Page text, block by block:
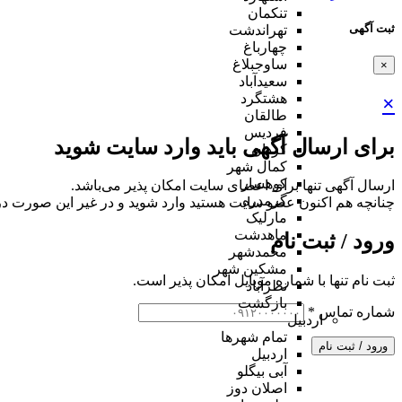
ثبت آگهی
×
×
برای ارسال آگهی باید وارد سایت شوید
ارسال آگهی تنها برای اعضای سایت امکان پذیر می‌باشد.
چنانچه هم‌ اکنون عضو سایت هستید وارد شوید و در غیر این صورت
ورود / ثبت نام
ثبت نام تنها با شماره موبایل امکان پذیر است.
شماره تماس *
ورود / ثبت نام
تنکمان
تهراندشت
چهارباغ
ساوجبلاغ
سعیدآباد
هشتگرد
طالقان
فردیس
کردان
کمال شهر
کوهسار
گرمدره
مارلیک
ماهدشت
محمدشهر
مشکین شهر
نظرآباد
بازگشت
اردبیل
تمام شهر‌ها
اردبیل
آبی بیگلو
اصلان دوز